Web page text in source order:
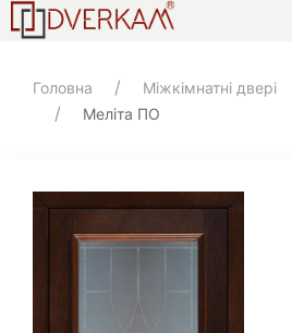
Головна Міжкімнатні двері
Меліта ПО